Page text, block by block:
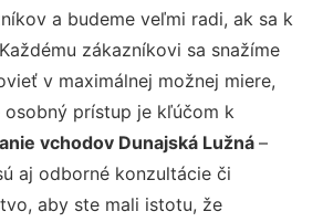
a budeme veľmi radi, ak sa k
zákazníkovi sa snažíme
v maximálnej možnej miere,
osobný prístup je kľúčom k
vchodov Dunajská Lužná –
aj odborné konzultácie či
aby ste mali istotu, že